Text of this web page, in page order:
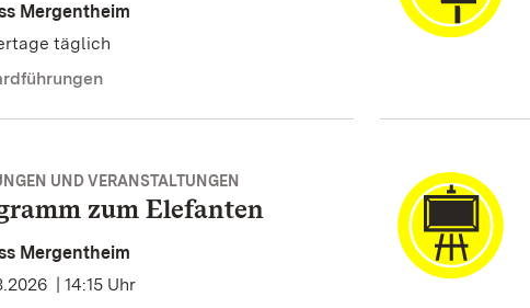
Mergentheim
täglich
zum Elefanten
UND VERANSTALTUNGEN
Mergentheim
| 14:15 Uhr